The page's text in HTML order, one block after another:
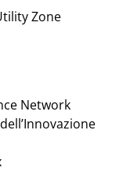
Zone
Network